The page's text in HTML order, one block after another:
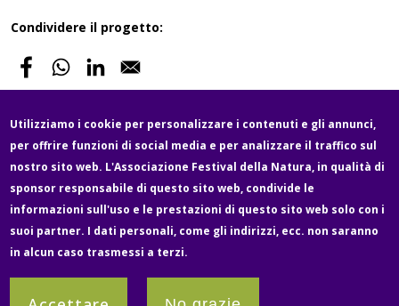
Condividere il progetto:
Fußzeile
Newsletter Über uns Contatto Media
Legale e protezione dei dati Impressum
Partner
Utilizziamo i cookie per personalizzare i contenuti e gli annunci,
per offrire funzioni di social media e per analizzare il traffico sul
nostro sito web. L'Associazione Festival della Natura, in qualità di
sponsor responsabile di questo sito web, condivide le
informazioni sull'uso e le prestazioni di questo sito web solo con i
suoi partner. I dati personali, come gli indirizzi, ecc. non saranno
in alcun caso trasmessi a terzi.